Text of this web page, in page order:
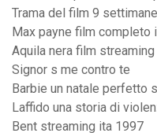
Trama del film 9
Max payne film completo
Aquila nera film streaming
Signor s me contro te
Barbie un natale perfetto
Laffido una storia di
Bent streaming ita 1997